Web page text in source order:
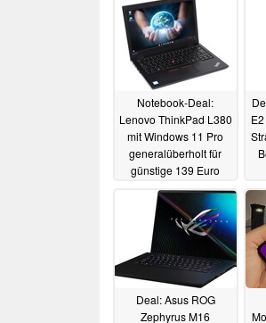
Notebook-Deal:
Lenovo ThinkPad L380
mit Windows 11 Pro
generalüberholt für
günstige 139 Euro
31.08.2024
Deal: Asus ROG
Zephyrus M16